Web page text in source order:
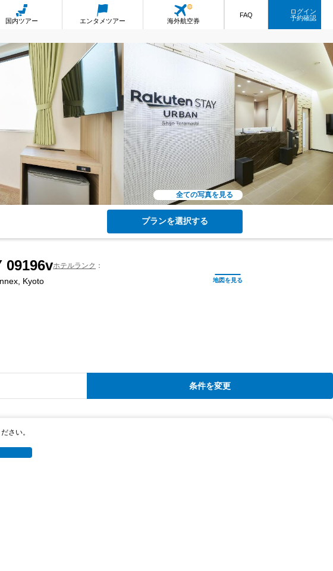
国内ツアー エンタメツアー 海外航空券
FAQ
ログイン
予約確認
全ての写真を見る
プランを選択する
09196vホテルランク
Kyoto
条件を変更
さい。